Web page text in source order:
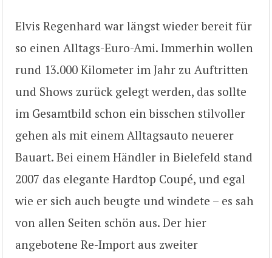
Elvis Regenhard war längst wieder bereit für
so einen Alltags-Euro-Ami. Immerhin wollen
rund 13.000 Kilometer im Jahr zu Auftritten
und Shows zurück gelegt werden, das sollte
im Gesamtbild schon ein bisschen stilvoller
gehen als mit einem Alltagsauto neuerer
Bauart. Bei einem Händler in Bielefeld stand
2007 das elegante Hardtop Coupé, und egal
wie er sich auch beugte und windete – es sah
von allen Seiten schön aus. Der hier
angebotene Re-Import aus zweiter